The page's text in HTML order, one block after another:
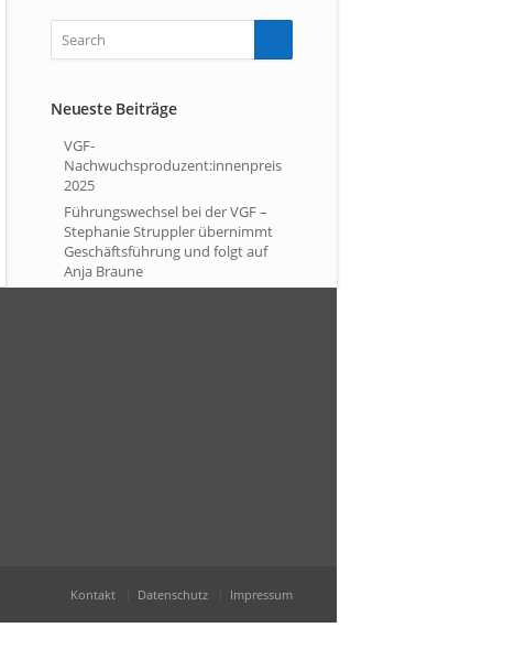
Neueste Beiträge
VGF-
Nachwuchsproduzent:innenpreis
2025
Führungswechsel bei der VGF –
Stephanie Struppler übernimmt
Geschäftsführung und folgt auf
Anja Braune
Februar 2025
Februar 2024
Kontakt Datenschutz Impressum